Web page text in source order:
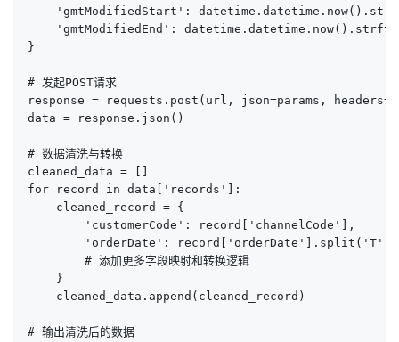
'gmtModifiedStart':
'gmtModifiedEnd':
}
# 发起POST请求
response = requests.post(url, json=params,
data = response.json()
# 数据清洗与转换
cleaned_data = []
for record in data['records']:
    cleaned_record = {
        'customerCode': record['channelCode'],
'orderDate':
        # 添加更多字段映射和转换逻辑
    }
    cleaned_data.append(cleaned_record)
# 输出清洗后的数据